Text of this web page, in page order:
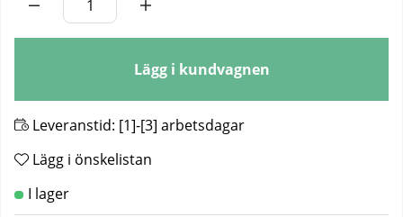
Lägg i kundvagnen
Leveranstid: [1]-[3] arbetsdagar
Lägg i önskelistan